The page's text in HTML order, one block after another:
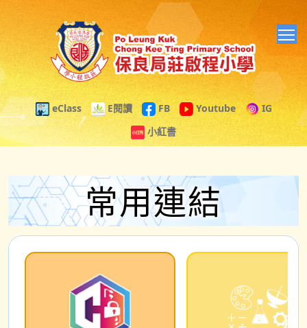
eClass E閱讀 FB Youtube
IG
小紅書
常用連結